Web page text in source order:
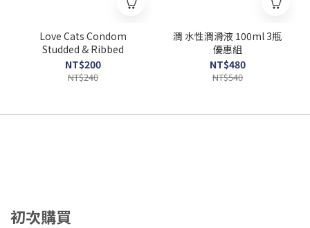
Love Cats Condom
Studded & Ribbed
NT$200
NT$240
潤 水性潤滑液 100ml 3瓶
優惠組
NT$480
NT$540
初次購買